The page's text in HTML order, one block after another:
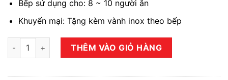
Bếp sử dụng cho: 8 ~ 10 người ăn
Khuyến mại: Tặng kèm vành inox theo bếp
Bếp từ lẩu âm bàn YiPai YP-C320 số lượng
THÊM VÀO GIỎ HÀNG